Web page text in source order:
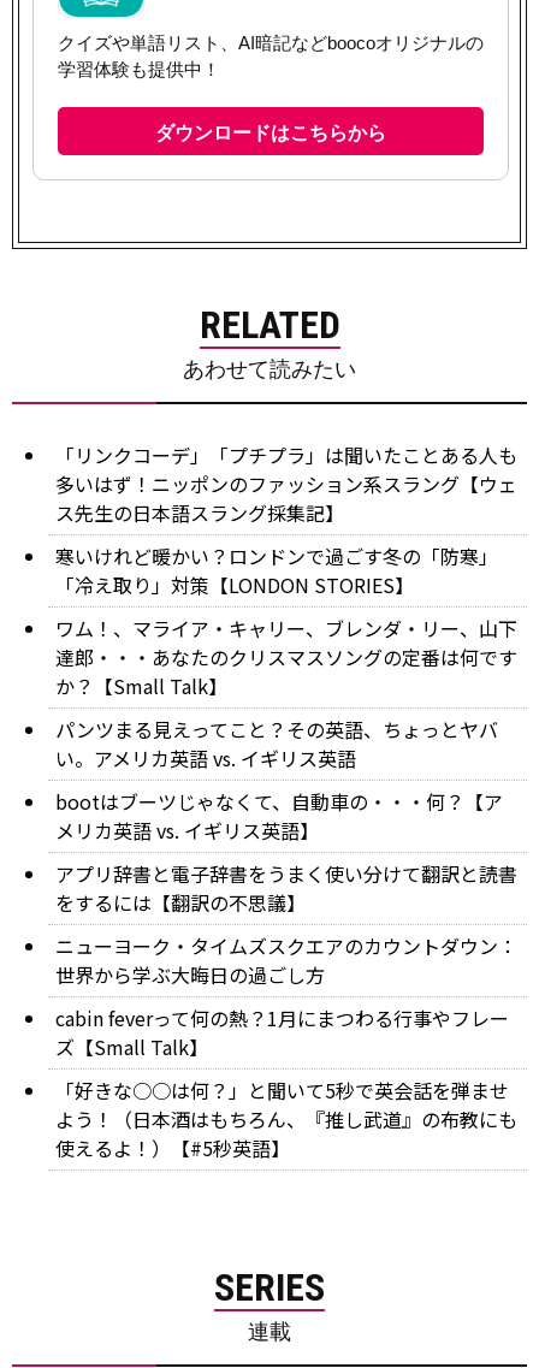
RELATED
あわせて読みたい
「リンクコーデ」「プチプラ」は聞いたことある人も
多いはず！ニッポンのファッション系スラング【ウェ
ス先生の日本語スラング採集記】
寒いけれど暖かい？ロンドンで過ごす冬の「防寒」
「冷え取り」対策【LONDON STORIES】
ワム！、マライア・キャリー、ブレンダ・リー、山下
達郎・・・あなたのクリスマスソングの定番は何です
か？【Small Talk】
パンツまる見えってこと？その英語、ちょっとヤバ
い。アメリカ英語 vs. イギリス英語
bootはブーツじゃなくて、自動車の・・・何？【ア
メリカ英語 vs. イギリス英語】
アプリ辞書と電子辞書をうまく使い分けて翻訳と読書
をするには【翻訳の不思議】
ニューヨーク・タイムズスクエアのカウントダウン：
世界から学ぶ大晦日の過ごし方
cabin feverって何の熱？1月にまつわる行事やフレー
ズ【Small Talk】
「好きな○○は何？」と聞いて5秒で英会話を弾ませ
よう！（日本酒はもちろん、『推し武道』の布教にも
使えるよ！）【#5秒英語】
SERIES
連載